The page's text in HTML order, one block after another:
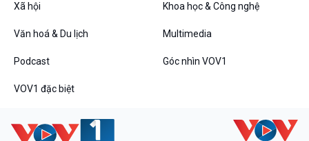
Các chương trình đặc biệt
Xã hội Khoa học & Công nghệ
Văn hoá & Du lịch Multimedia
Podcast Góc nhìn VOV1
VOV1 đặc biệt